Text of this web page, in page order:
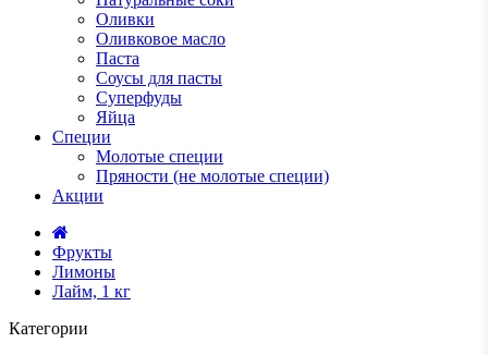
Оливки
Оливковое масло
Паста
Соусы для пасты
Суперфуды
Яйца
Специи
Молотые специи
Пряности (не молотые специи)
Акции
Фрукты
Лимоны
Лайм, 1 кг
Категории